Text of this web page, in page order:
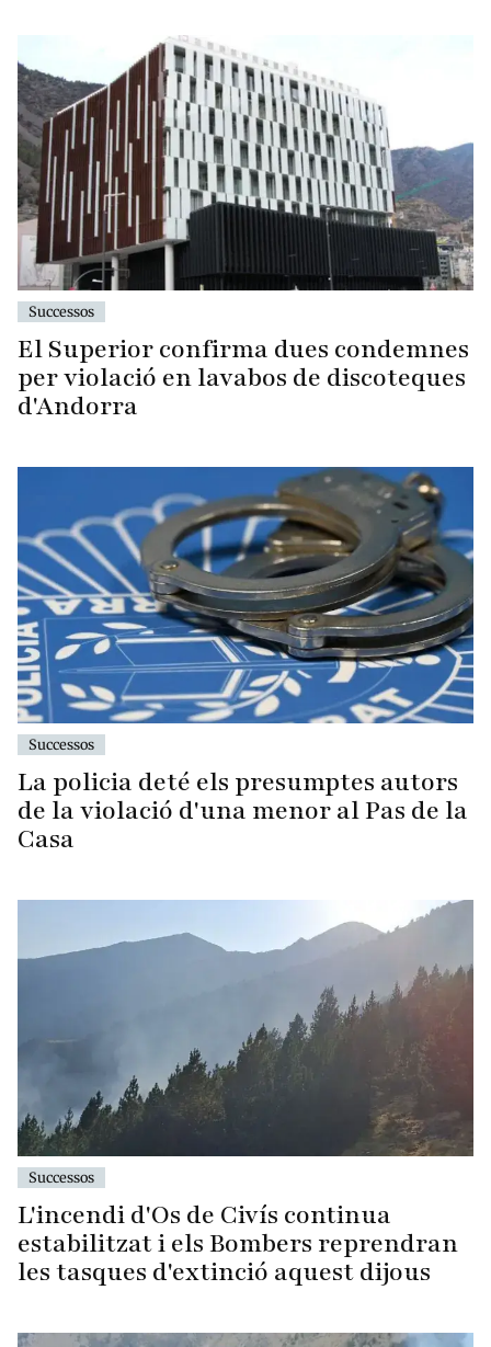
Successos
El Superior confirma dues condemnes
per violació en lavabos de discoteques
d'Andorra
Successos
La policia deté els presumptes autors
de la violació d'una menor al Pas de la
Casa
Successos
L'incendi d'Os de Civís continua
estabilitzat i els Bombers reprendran
les tasques d'extinció aquest dijous